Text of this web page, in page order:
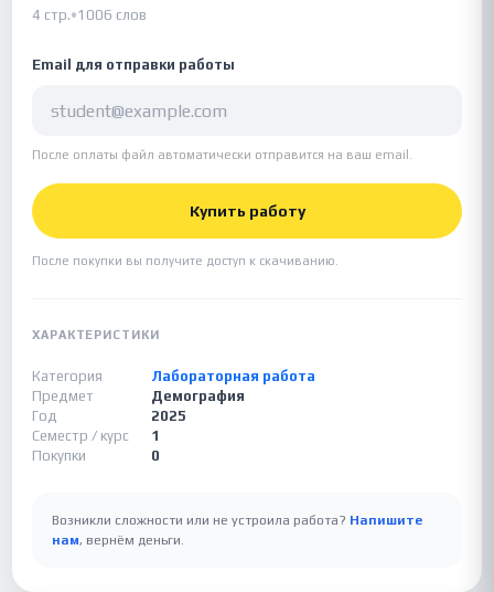
4 стр.•1006 слов
Email для отправки работы
После оплаты файл автоматически отправится на ваш email.
Купить работу
После покупки вы получите доступ к скачиванию.
ХАРАКТЕРИСТИКИ
Категория
Лабораторная работа
Предмет
Демография
Год
2025
Семестр / курс
1
Покупки
0
Возникли сложности или не устроила работа? Напишите
нам, вернём деньги.